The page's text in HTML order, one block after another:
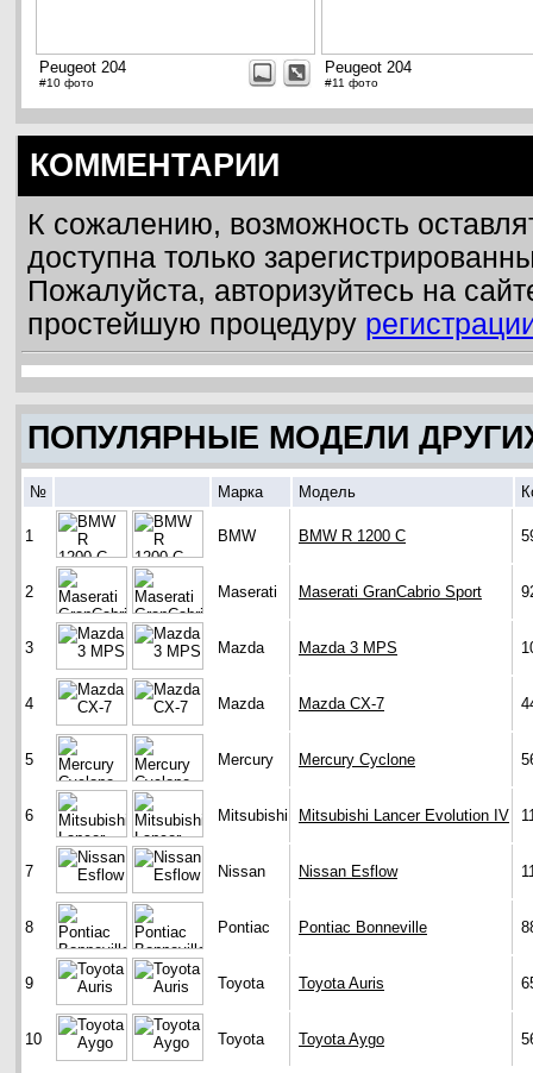
Peugeot 204
#10 фото
Peugeot 204
#11 фото
КОММЕНТАРИИ
К сожалению, возможность
доступна только
Пожалуйста, авторизуйтесь на
простейшую процедуру
ПОПУЛЯРНЫЕ МОДЕЛИ
№ Марка Модель
1 BMW BMW R 1200 C
2 Maserati Maserati GranCabrio Sport
3 Mazda Mazda 3 MPS
4 Mazda Mazda CX-7
5 Mercury Mercury Cyclone
6 Mitsubishi Mitsubishi Lancer Evolution IV
7 Nissan Nissan Esflow
8 Pontiac Pontiac Bonneville
9 Toyota Toyota Auris
10 Toyota Toyota Aygo